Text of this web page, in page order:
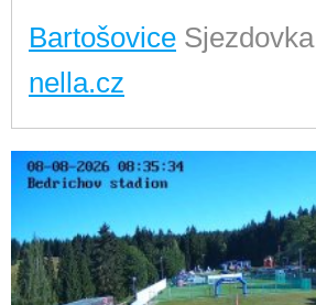
Bartošovice Sjezdovka
nella.cz